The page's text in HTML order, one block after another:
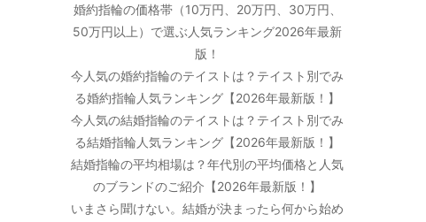
婚約指輪の価格帯（10万円、20万円、30万円、
50万円以上）で選ぶ人気ランキング2026年最新
版！
今人気の婚約指輪のテイストは？テイスト別でみ
る婚約指輪人気ランキング【2026年最新版！】
今人気の結婚指輪のテイストは？テイスト別でみ
る結婚指輪人気ランキング【2026年最新版！】
結婚指輪の平均相場は？年代別の平均価格と人気
のブランドのご紹介【2026年最新版！】
いまさら聞けない。結婚が決まったら何から始め